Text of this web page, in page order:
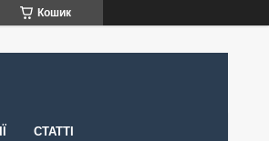
Кошик
СТАТТІ